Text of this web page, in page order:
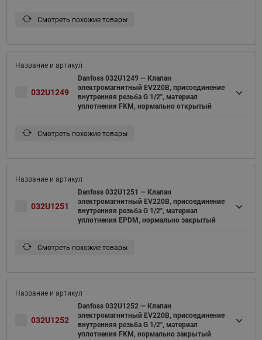
Смотреть похожие товары
032U1249
Danfoss 032U1249 — Клапан
электромагнитный EV220B, присоединение
внутренняя резьба G 1/2", материал
уплотнения FKM, нормально открытый
Смотреть похожие товары
032U1251
Danfoss 032U1251 — Клапан
электромагнитный EV220B, присоединение
внутренняя резьба G 1/2", материал
уплотнения EPDM, нормально закрытый
Смотреть похожие товары
032U1252
Danfoss 032U1252 — Клапан
электромагнитный EV220B, присоединение
внутренняя резьба G 1/2", материал
уплотнения FKM, нормально закрытый